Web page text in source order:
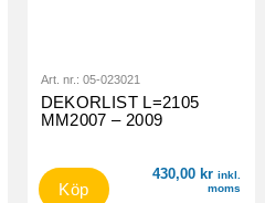
Art. nr.: 05-023021
DEKORLIST L=2105
MM2007 – 2009
430,00 kr inkl.
moms
Köp